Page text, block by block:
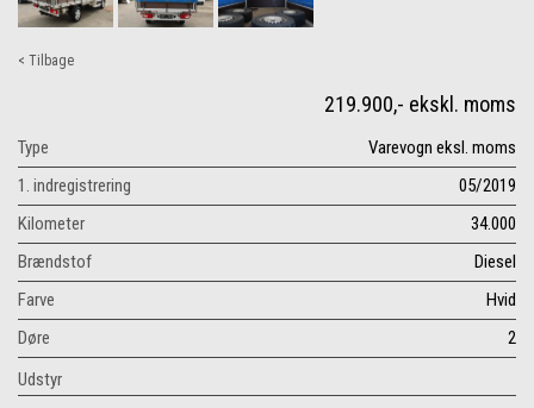
< Tilbage
219.900,- ekskl. moms
Type
Varevogn eksl. moms
1. indregistrering
05/2019
Kilometer
34.000
Brændstof
Diesel
Farve
Hvid
Døre
2
Udstyr